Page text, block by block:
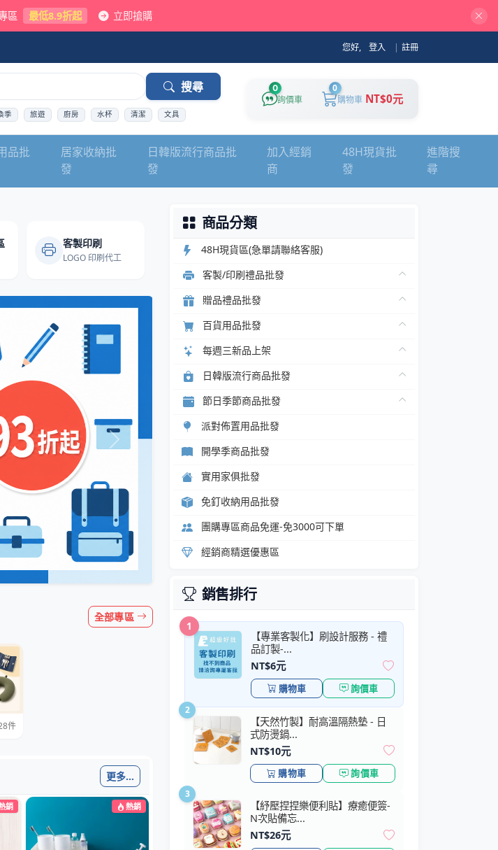
區 最低8.9折起 立即搶購
您好, 登入 | 註冊
搜尋
季 旅遊 廚房 水杯 清潔 文具
0
詢價車
0
購物車 NT$0元
品批
居家收納批
發
日韓版流行商品批
發
加入經銷
商
48H現貨批
發
進階搜
尋
客製印刷
LOGO 印刷代工
銷
【免釘壁掛】浴室瀝水置
物架-多功能收納神器
NT$120元
商品分類
48H現貨區(急單請聯絡客服)
客製/印刷禮品批發
贈品禮品批發
百貨用品批發
每週三新品上架
日韓版流行商品批發
節日季節商品批發
派對佈置用品批發
開學季商品批發
實用家俱批發
免釘收納用品批發
團購專區商品免運-免3000可下單
經銷商精選優惠區
銷售排行
1
【專業客製化】刷設計服務 - 禮
品訂製-...
NT$6元
購物車 詢價車
2
【天然竹製】耐高溫隔熱墊 - 日
式防燙鍋...
NT$10元
購物車 詢價車
3
【紓壓捏捏樂便利貼】療癒便簽-
N次貼備忘...
NT$26元